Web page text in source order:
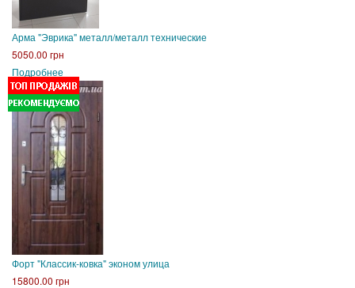
Арма "Эврика" металл/металл технические
5050.00 грн
Подробнее
Форт "Классик-ковка" эконом улица
15800.00 грн